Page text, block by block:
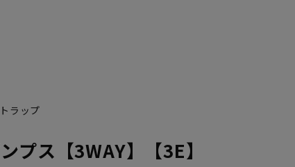
ラップ
プス【3WAY】【3E】